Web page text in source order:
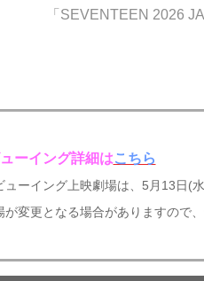
「SEVENTEEN 2026
ーイング詳細はこちら
ーイング上映劇場は、5月13日(
変更となる場合がありますので